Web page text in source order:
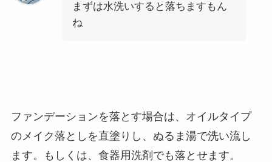
まずは水洗いすると落ちますもん
ね
ファンデーションを落とす場合は、オイルタイプ
のメイク落としを直塗りし、ぬるま湯で洗い流し
ます。もしくは、食器用洗剤でも落とせます。